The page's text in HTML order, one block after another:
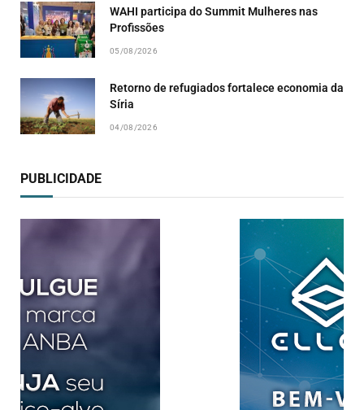
WAHI participa do Summit Mulheres nas
Profissões
05/08/2026
Retorno de refugiados fortalece economia da
Síria
04/08/2026
PUBLICIDADE